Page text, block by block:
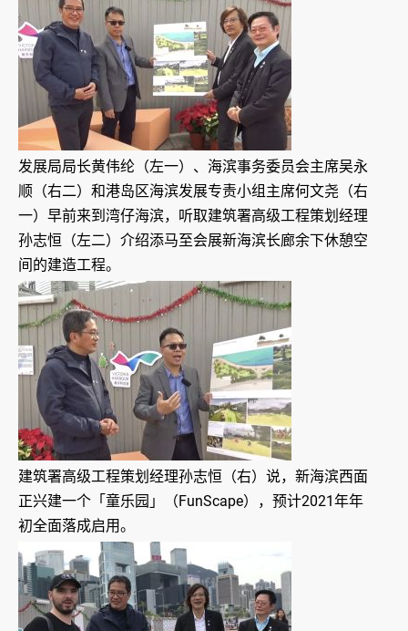
发展局局长黄伟纶（左一）、海滨事务委员会主席吴永
顺（右二）和港岛区海滨发展专责小组主席何文尧（右
一）早前来到湾仔海滨，听取建筑署高级工程策划经理
孙志恒（左二）介绍添马至会展新海滨长廊余下休憩空
间的建造工程。
建筑署高级工程策划经理孙志恒（右）说，新海滨西面
正兴建一个「童乐园」（FunScape），预计2021年年
初全面落成启用。